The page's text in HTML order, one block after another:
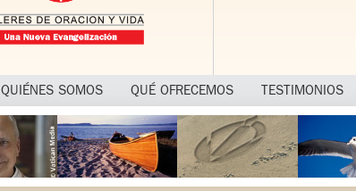
QUIÉNES SOMOS QUÉ OFRECEMOS TESTIMONIOS